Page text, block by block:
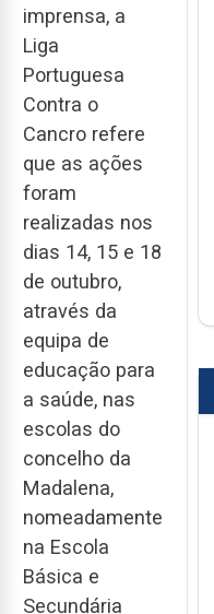
imprensa, a
Liga
Portuguesa
Contra o
Cancro refere
que as ações
foram
realizadas nos
dias 14, 15 e 18
de outubro,
através da
equipa de
educação para
a saúde, nas
escolas do
concelho da
Madalena,
nomeadamente
na Escola
Básica e
Secundária